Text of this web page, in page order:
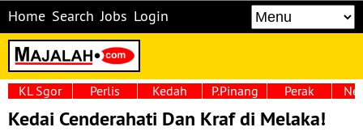
Home Search Jobs Login
KL Sgor Perlis Kedah P.Pinang Perak
Kedai Cenderahati Dan Kraf di Melaka!